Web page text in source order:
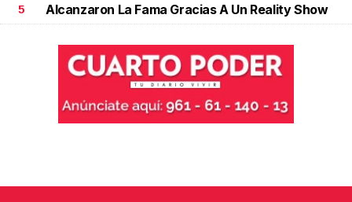
5 Alcanzaron La Fama Gracias A Un Reality Show